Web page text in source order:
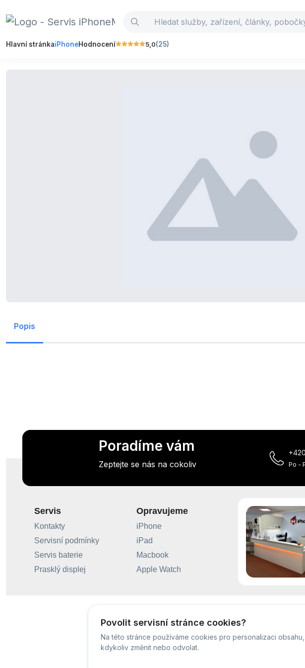
Hlavní stránkaiPhoneHodnocení 5,0(25)
Popis
Povolit servisní stránce cookies?
Na této stránce používáme cookies pro personalizaci
kdykoliv změnit nebo odvolat.
Poradíme vám
Zeptejte se nás na cokoliv Po -
Servis
Kontakty
Servisní podmínky
Servis baterie
Prasklý displej
Opravujeme
iPhone
iPad
Macbook
Apple Watch